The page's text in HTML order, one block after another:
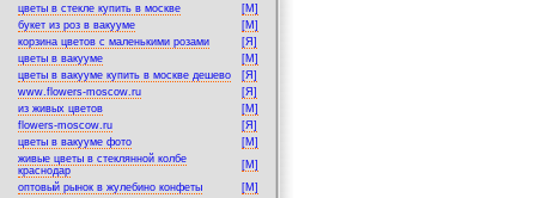
цветы в стекле купить в москве
[M]
букет из роз в вакууме
[M]
корзина цветов с маленькими розами
[Я]
цветы в вакууме
[M]
цветы в вакууме купить в москве дешево
[Я]
www.flowers-moscow.ru
[Я]
из живых цветов
[M]
flowers-moscow.ru
[Я]
цветы в вакууме фото
[M]
живые цветы в стеклянной колбе
краснодар
[M]
оптовый рынок в жулебино конфеты
[M]